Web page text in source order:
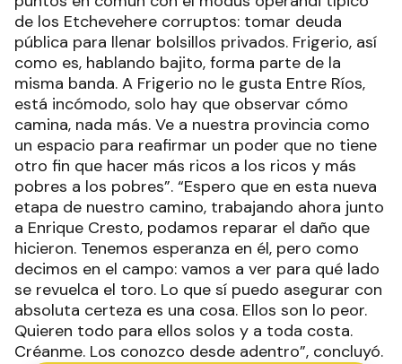
de los Etchevehere corruptos: tomar deuda
pública para llenar bolsillos privados. Frigerio, así
como es, hablando bajito, forma parte de la
misma banda. A Frigerio no le gusta Entre Ríos,
está incómodo, solo hay que observar cómo
camina, nada más. Ve a nuestra provincia como
un espacio para reafirmar un poder que no tiene
otro fin que hacer más ricos a los ricos y más
pobres a los pobres”. “Espero que en esta nueva
etapa de nuestro camino, trabajando ahora junto
a Enrique Cresto, podamos reparar el daño que
hicieron. Tenemos esperanza en él, pero como
decimos en el campo: vamos a ver para qué lado
se revuelca el toro. Lo que sí puedo asegurar con
absoluta certeza es una cosa. Ellos son lo peor.
Quieren todo para ellos solos y a toda costa.
Créanme. Los conozco desde adentro”, concluyó.